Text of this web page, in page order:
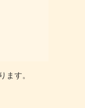
ます。